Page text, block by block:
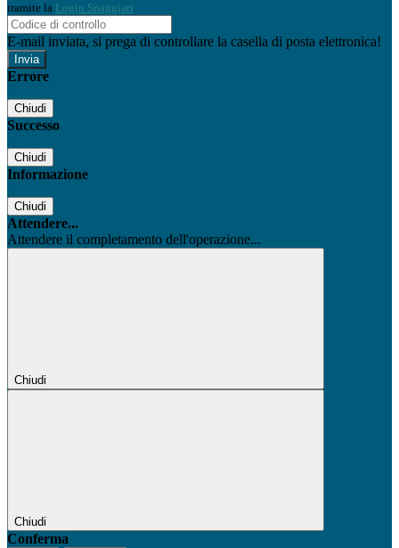
tramite la Login Spaggiari
E-mail inviata, si prega di controllare la casella di posta elettronica!
Errore
Chiudi
Successo
Chiudi
Informazione
Chiudi
Attendere...
Attendere il completamento dell'operazione...
Chiudi
Chiudi
Conferma